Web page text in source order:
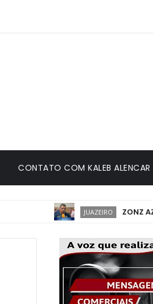
CONTATO COM KALEB ALENCAR
JUAZEIRO ZONZ AZUL